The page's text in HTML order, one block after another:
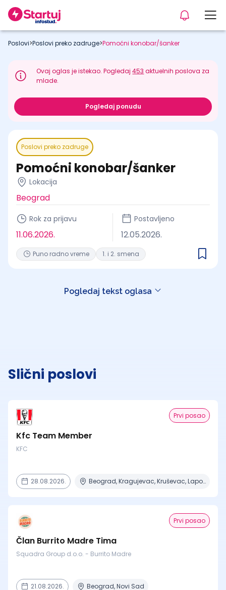
Poslovi>Poslovi preko zadruge>Pomoćni konobar/šanker
Ovaj oglas je istekao. Pogledaj453 aktuelnih poslova za
mlade.
Pogledaj ponudu
Poslovi preko zadruge
Pomoćni konobar/šanker
Lokacija
Beograd
Rok za prijavu
11.06.2026.
Postavljeno
12.05.2026.
Puno radno vreme 1. i 2. smena
Pogledaj tekst oglasa
Slični poslovi
Prvi posao
Kfc Team Member
KFC
28.08.2026. Beograd, Kragujevac, Kruševac, Lapovo, Niš + 4 mesta
Prvi posao
Član Burrito Madre Tima
Squadra Group d.o.o. - Burrito Madre
21.08.2026. Beograd, Novi Sad